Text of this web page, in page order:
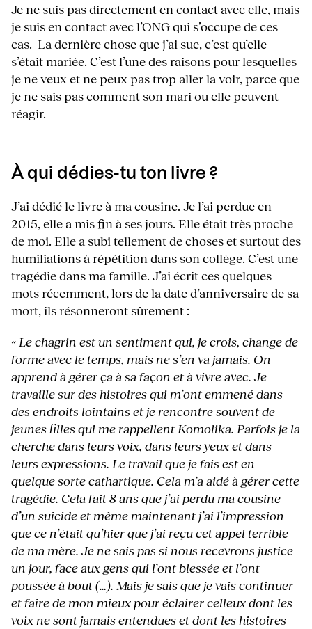
Je ne suis pas directement en contact avec elle, mais
je suis en contact avec l’ONG qui s’occupe de ces
cas. La dernière chose que j’ai sue, c’est qu’elle
s’était mariée. C’est l’une des raisons pour lesquelles
je ne veux et ne peux pas trop aller la voir, parce que
je ne sais pas comment son mari ou elle peuvent
réagir.
À qui dédies-tu ton livre ?
J’ai dédié le livre à ma cousine. Je l’ai perdue en
2015, elle a mis fin à ses jours. Elle était très proche
de moi. Elle a subi tellement de choses et surtout des
humiliations à répétition dans son collège. C’est une
tragédie dans ma famille. J’ai écrit ces quelques
mots récemment, lors de la date d’anniversaire de sa
mort, ils résonneront sûrement :
« Le chagrin est un sentiment qui, je crois, change de
forme avec le temps, mais ne s’en va jamais. On
apprend à gérer ça à sa façon et à vivre avec. Je
travaille sur des histoires qui m’ont emmené dans
des endroits lointains et je rencontre souvent de
jeunes filles qui me rappellent Komolika. Parfois je la
cherche dans leurs voix, dans leurs yeux et dans
leurs expressions. Le travail que je fais est en
quelque sorte cathartique. Cela m’a aidé à gérer cette
tragédie. Cela fait 8 ans que j’ai perdu ma cousine
d’un suicide et même maintenant j’ai l’impression
que ce n’était qu’hier que j’ai reçu cet appel terrible
de ma mère.Je ne sais pas si nous recevrons justice
un jour, face aux gens qui l’ont blessée et l’ont
poussée à bout (…). Mais je sais que je vais continuer
et faire de mon mieux pour éclairer celleux dont les
voix ne sont jamais entendues et dont les histoires